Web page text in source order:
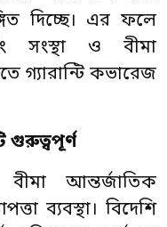
দিচ্ছে। এর ফলে
সংস্থা ও বীমা
গ্যারান্টি কভারেজ
গুরুত্বপূর্ণ
বীমা আন্তর্জাতিক
ব্যবস্থা। বিদেশি